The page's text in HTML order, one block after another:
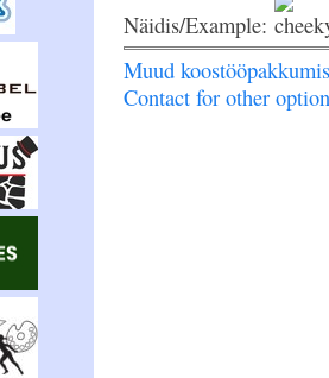
Näidis/Example:
Muud
Contact for other